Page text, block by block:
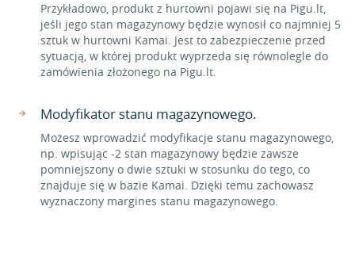
Przykładowo, produkt z hurtowni pojawi się na Pigu.lt,
jeśli jego stan magazynowy będzie wynosił co najmniej 5
sztuk w hurtowni Kamai. Jest to zabezpieczenie przed
sytuacją, w której produkt wyprzeda się równolegle do
zamówienia złożonego na Pigu.lt.
Modyfikator stanu magazynowego.
Możesz wprowadzić modyfikacje stanu magazynowego,
np. wpisując -2 stan magazynowy będzie zawsze
pomniejszony o dwie sztuki w stosunku do tego, co
znajduje się w bazie Kamai. Dzięki temu zachowasz
wyznaczony margines stanu magazynowego.